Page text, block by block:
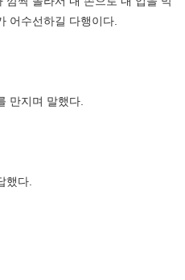
어수선하길 다행이다.
만지며 말했다.
했다.